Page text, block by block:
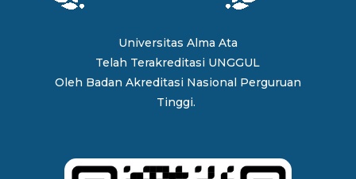
Universitas Alma Ata
Telah Terakreditasi UNGGUL
Oleh Badan Akreditasi Nasional Perguruan
Tinggi.